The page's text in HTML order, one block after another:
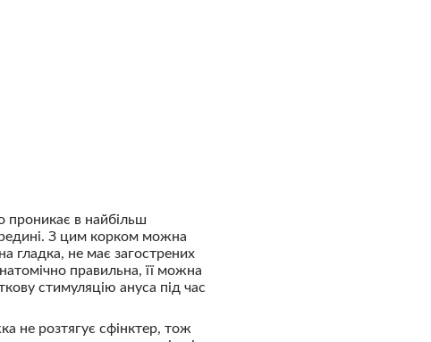
проникає в найбільш
З цим корком можна
гладка, не має загострених
правильна, її можна
стимуляцію ануса під час
не розтягує сфінктер, тож